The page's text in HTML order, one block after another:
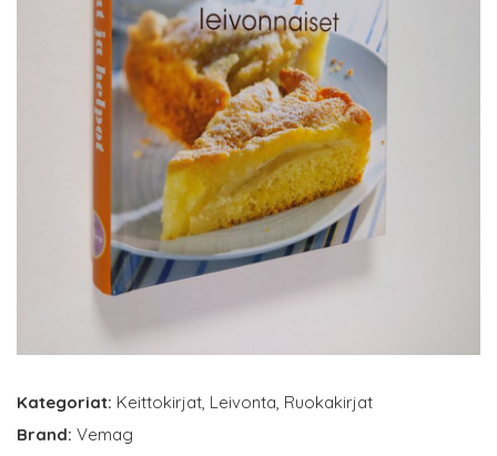
Kategoriat: Keittokirjat, Leivonta, Ruokakirjat
Brand: Vemag